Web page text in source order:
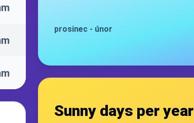
prosinec - únor
Sunny days per year